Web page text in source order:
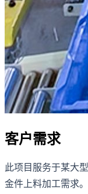
客户需求
此项目服务于某大
金件上料加工需求